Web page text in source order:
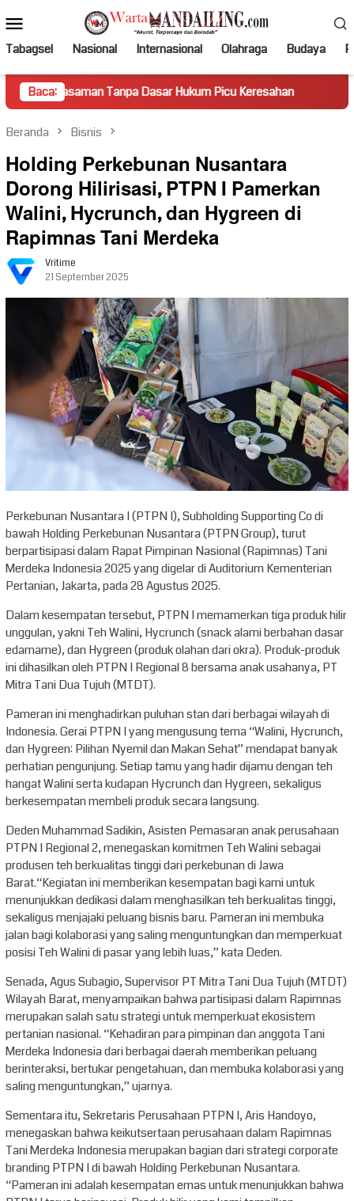
ke
kontenMobile
Tabagsel Nasional Internasional Olahraga Budaya
Baca:
Tanpa Dasar Hukum Picu Keresahan Truk Miring
Beranda Bisnis
Holding Perkebunan Nusantara
Dorong Hilirisasi, PTPN I Pamerkan
Walini, Hycrunch, dan Hygreen di
Rapimnas Tani Merdeka
Vritime
21 September 2025
Perkebunan Nusantara I (PTPN I), Subholding Supporting Co di
bawah Holding Perkebunan Nusantara (PTPN Group), turut
berpartisipasi dalam Rapat Pimpinan Nasional (Rapimnas) Tani
Merdeka Indonesia 2025 yang digelar di Auditorium Kementerian
Pertanian, Jakarta, pada 28 Agustus 2025.
Dalam kesempatan tersebut, PTPN I memamerkan tiga produk hilir
unggulan, yakni Teh Walini, Hycrunch (snack alami berbahan dasar
edamame), dan Hygreen (produk olahan dari okra). Produk-produk
ini dihasilkan oleh PTPN I Regional 8 bersama anak usahanya, PT
Mitra Tani Dua Tujuh (MTDT).
Pameran ini menghadirkan puluhan stan dari berbagai wilayah di
Indonesia. Gerai PTPN I yang mengusung tema “Walini, Hycrunch,
dan Hygreen: Pilihan Nyemil dan Makan Sehat” mendapat banyak
perhatian pengunjung. Setiap tamu yang hadir dijamu dengan teh
hangat Walini serta kudapan Hycrunch dan Hygreen, sekaligus
berkesempatan membeli produk secara langsung.
Deden Muhammad Sadikin, Asisten Pemasaran anak perusahaan
PTPN I Regional 2, menegaskan komitmen Teh Walini sebagai
produsen teh berkualitas tinggi dari perkebunan di Jawa
Barat.“Kegiatan ini memberikan kesempatan bagi kami untuk
menunjukkan dedikasi dalam menghasilkan teh berkualitas tinggi,
sekaligus menjajaki peluang bisnis baru. Pameran ini membuka
jalan bagi kolaborasi yang saling menguntungkan dan memperkuat
posisi Teh Walini di pasar yang lebih luas,” kata Deden.
Senada, Agus Subagio, Supervisor PT Mitra Tani Dua Tujuh (MTDT)
Wilayah Barat, menyampaikan bahwa partisipasi dalam Rapimnas
merupakan salah satu strategi untuk memperkuat ekosistem
pertanian nasional. “Kehadiran para pimpinan dan anggota Tani
Merdeka Indonesia dari berbagai daerah memberikan peluang
berinteraksi, bertukar pengetahuan, dan membuka kolaborasi yang
saling menguntungkan,” ujarnya.
Sementara itu, Sekretaris Perusahaan PTPN I, Aris Handoyo,
menegaskan bahwa keikutsertaan perusahaan dalam Rapimnas
Tani Merdeka Indonesia merupakan bagian dari strategi corporate
branding PTPN I di bawah Holding Perkebunan Nusantara.
“Pameran ini adalah kesempatan emas untuk menunjukkan bahwa